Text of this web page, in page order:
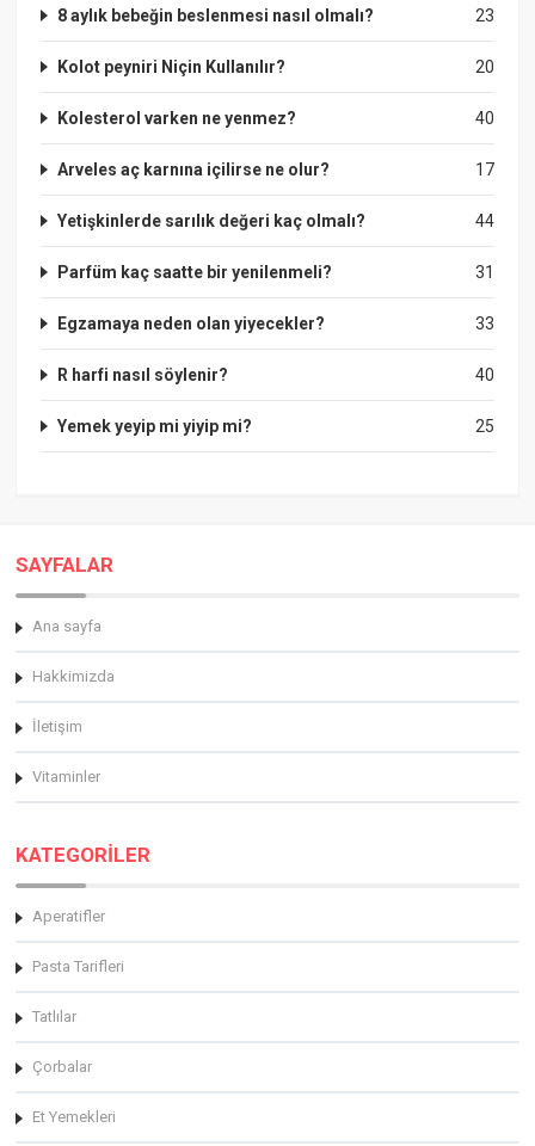
23
8 aylık bebeğin beslenmesi nasıl olmalı?
20
Kolot peyniri Niçin Kullanılır?
40
Kolesterol varken ne yenmez?
17
Arveles aç karnına içilirse ne olur?
44
Yetişkinlerde sarılık değeri kaç olmalı?
31
Parfüm kaç saatte bir yenilenmeli?
33
Egzamaya neden olan yiyecekler?
40
R harfi nasıl söylenir?
25
Yemek yeyip mi yiyip mi?
SAYFALAR
Ana sayfa
Hakkimizda
İletişim
Vitaminler
KATEGORİLER
Aperatifler
Pasta Tarifleri
Tatlılar
Çorbalar
Et Yemekleri